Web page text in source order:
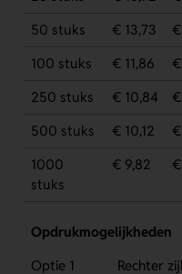
50 stuks
€ 13,73
100 stuks
€ 11,86
250 stuks
€ 10,84
500 stuks
€ 10,12
1000
stuks
€ 9,82
Opdrukmogelijkheden
Optie 1
Rechter